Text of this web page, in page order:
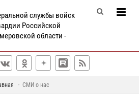
службы войск
Российской
области -
СМИ о нас